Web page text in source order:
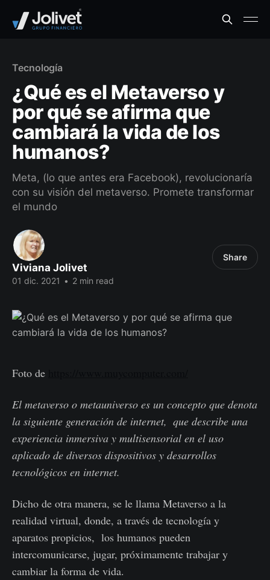
Tecnología
¿Qué es el Metaverso y
por qué se afirma que
cambiará la vida de los
humanos?
Meta, (lo que antes era Facebook), revolucionaría
con su visión del metaverso. Promete transformar
el mundo
Viviana Jolivet
01 dic. 2021 • 2 min read
Share
Foto de
El metaverso o metauniverso es un concepto que denota
la siguiente generación de internet, ​ que describe una
experiencia inmersiva y multisensorial en el uso
aplicado de diversos dispositivos y desarrollos
tecnológicos en internet.​
Dicho de otra manera, se le llama Metaverso a la
realidad virtual, donde, a través de tecnología y
aparatos propicios, los humanos pueden
intercomunicarse, jugar, próximamente trabajar y
cambiar la forma de vida.